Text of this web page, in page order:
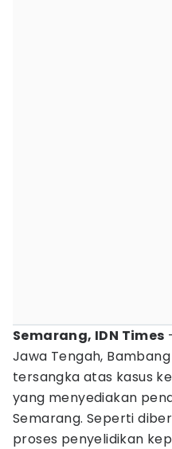
Semarang, IDN Times
Jawa Tengah,
tersangka atas kasus
yang menyediakan
Semarang. Seperti
proses penyelidikan